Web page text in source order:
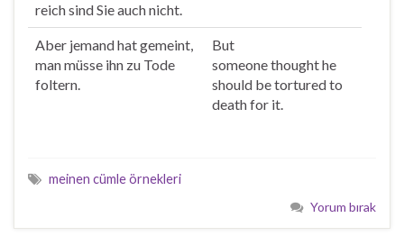
reich sind Sie auch nicht.
Aber jemand hatgemeint,
man müsse ihn zu Tode
foltern.
But
someonethoughthe
should be tortured to
death for it.
meinen cümle örnekleri
Yorum bırak